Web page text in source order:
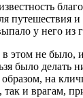
путешествия
у него
этом не было,
было
на
и врагам,